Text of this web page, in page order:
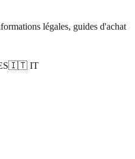
légales, guides d'achat
🇮🇹 IT